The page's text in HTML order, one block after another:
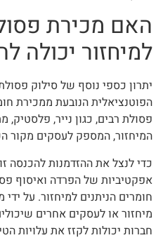
האם מכירת
למיחזור יכולה
יתרון כספי נוסף של סילוק
הפוטנציאלית הנובעת ממכירת
פסולת רבים, כגון נייר,
המיחזור, המספק לעסקים מקור
כדי לנצל את ההזדמנות להכנסה
אפקטיביות של הפרדה ואיסוף
חומרים הניתנים למיחזור. על
מיחזור או לעסקים אחרים
חברות יכולות לקזז את עלויות